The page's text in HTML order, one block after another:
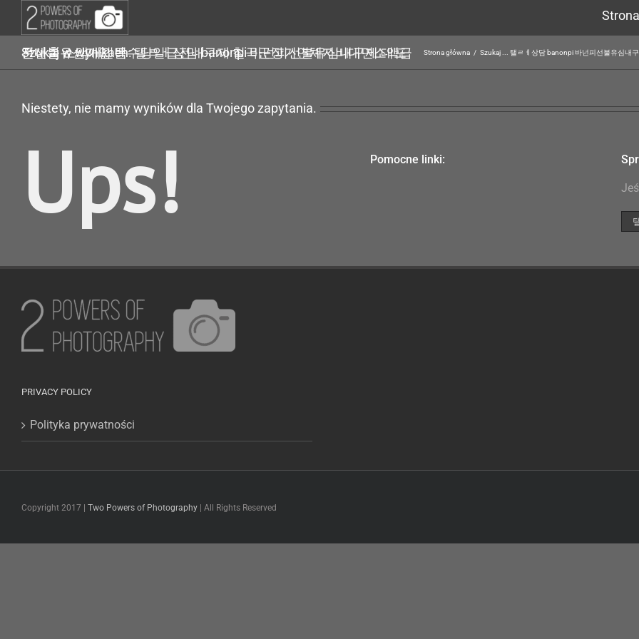
Przejdź
Szukaj w wynikach: 탤ㄹㅔ상담 banonpi 바넌피선불유심내구제 대포폰선불유심매입 백수당일급전내구제 칠곡군장기연체자비대면소액급전대출 소액개인돈 Strona główna / Szukaj ... 탤ㄹㅔ상담 banonpi 바넌피선불유심내
Niestety, nie mamy wyników dla Twojego zapytania.
Ups! Pomocne linki:
PRIVACY POLICY
Polityka prywatności
Copyright 2017 | Two Powers of Photography | All Rights Reserved